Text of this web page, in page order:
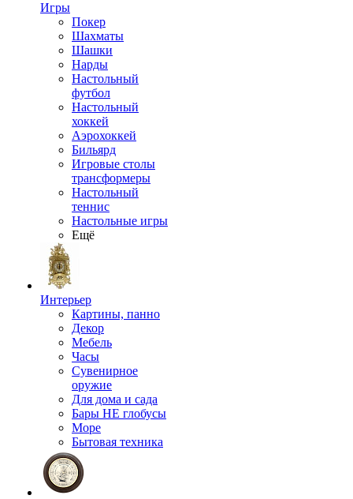
Игры
Покер
Шахматы
Шашки
Нарды
Настольный
футбол
Настольный
хоккей
Аэрохоккей
Бильярд
Игровые столы
трансформеры
Настольный
теннис
Настольные игры
Ещё
Интерьер
Картины, панно
Декор
Мебель
Часы
Сувенирное
оружие
Для дома и сада
Бары НЕ глобусы
Море
Бытовая техника